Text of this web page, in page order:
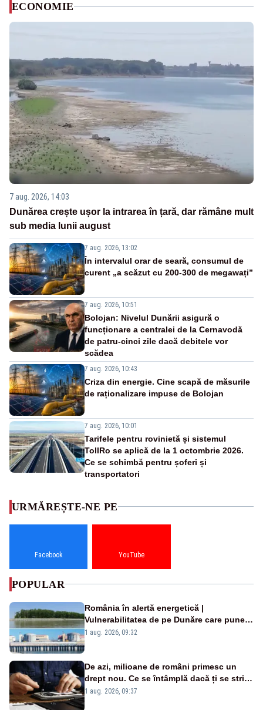
ECONOMIE
7 aug. 2026, 14:03
Dunărea crește ușor la intrarea în țară, dar rămâne mult
sub media lunii august
7 aug. 2026, 13:02
În intervalul orar de seară, consumul de
curent „a scăzut cu 200-300 de megawați”
7 aug. 2026, 10:51
Bolojan: Nivelul Dunării asigură o
funcționare a centralei de la Cernavodă
de patru-cinci zile dacă debitele vor
scădea
7 aug. 2026, 10:43
Criza din energie. Cine scapă de măsurile
de raționalizare impuse de Bolojan
7 aug. 2026, 10:01
Tarifele pentru rovinietă și sistemul
TollRo se aplică de la 1 octombrie 2026.
Ce se schimbă pentru șoferi și
transportatori
URMĂREȘTE-NE PE
Facebook YouTube
POPULAR
România în alertă energetică |
Vulnerabilitatea de pe Dunăre care pune
în pericol Centrala Cernavodă era
1 aug. 2026, 09:32
De azi, milioane de români primesc un
drept nou. Ce se întâmplă dacă ți se strică
un produs
1 aug. 2026, 09:37